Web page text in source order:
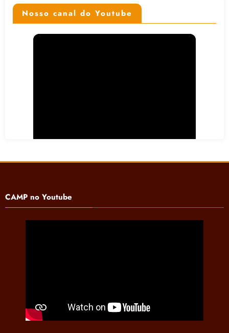
Nosso canal do Youtube
CAMP no Youtube